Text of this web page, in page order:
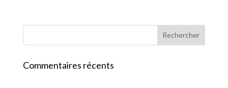
Commentaires récents